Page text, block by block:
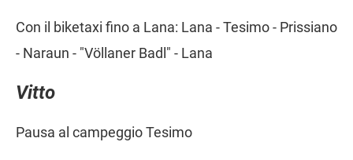
Con il biketaxi fino a Lana: Lana - Tesimo - Prissiano
- Naraun - "Völlaner Badl" - Lana
Vitto
Pausa al campeggio Tesimo